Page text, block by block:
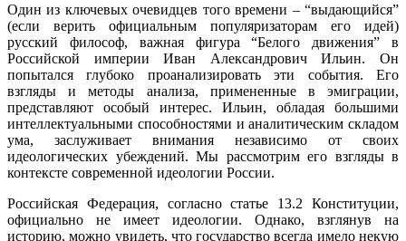
Один из ключевых очевидцев того времени – “выдающийся”
(если верить официальным популяризаторам его идей)
русский философ, важная фигура “Белого движения” в
Российской империи Иван Александрович Ильин. Он
попытался глубоко проанализировать эти события. Его
взгляды и методы анализа, примененные в эмиграции,
представляют особый интерес. Ильин, обладая большими
интеллектуальными способностями и аналитическим складом
ума, заслуживает внимания независимо от своих
идеологических убеждений. Мы рассмотрим его взгляды в
контексте современной идеологии России.
Российская Федерация, согласно статье 13.2 Конституции,
официально не имеет идеологии. Однако, взглянув на
историю, можно увидеть, что государство всегда имело некую